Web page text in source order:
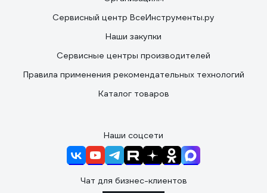
Сервисный центр ВсеИнструменты.ру
Наши закупки
Сервисные центры производителей
Правила применения рекомендательных технологий
Каталог товаров
Наши соцсети
Чат для бизнес-клиентов